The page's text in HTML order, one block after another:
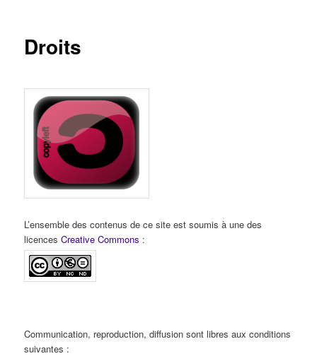
Droits
L’ensemble des contenus de ce site est soumis à une des
licencesCreative Commons :
Communication, reproduction, diffusion sont libres aux conditions
suivantes :